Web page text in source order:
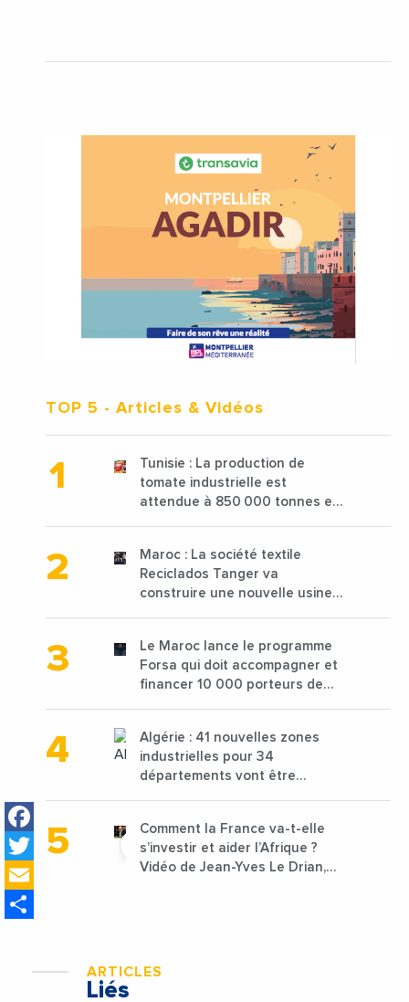
Facebook
Twitter
TOP 5 - Articles & Vidéos
Tunisie : La production de
tomate industrielle est
attendue à 850 000 tonnes en
Maroc : La société textile
Reciclados Tanger va
construire une nouvelle usine
Le Maroc lance le programme
Forsa qui doit accompagner et
financer 10 000 porteurs de
Algérie : 41 nouvelles zones
industrielles pour 34
départements vont être
Comment la France va-t-elle
s’investir et aider l’Afrique ?
Vidéo de Jean-Yves Le Drian,
ARTICLES
Liés